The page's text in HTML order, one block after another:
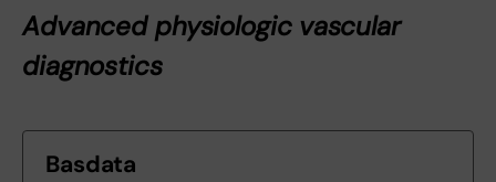
Advanced physiologic vascular
diagnostics
Basdata